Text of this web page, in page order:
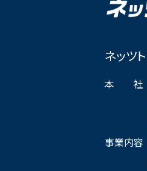
ネッツ
本 社
事業内容